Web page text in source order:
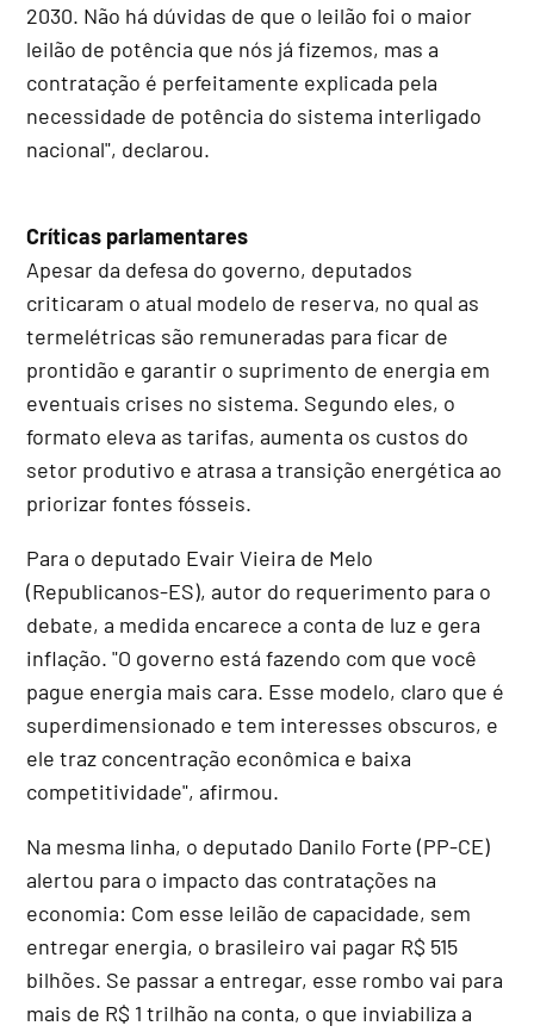
2030. Não há dúvidas de que o leilão foi o maior
leilão de potência que nós já fizemos, mas a
contratação é perfeitamente explicada pela
necessidade de potência do sistema interligado
nacional", declarou.
Críticas parlamentares
Apesar da defesa do governo, deputados
criticaram o atual modelo de reserva, no qual as
termelétricas são remuneradas para ficar de
prontidão e garantir o suprimento de energia em
eventuais crises no sistema. Segundo eles, o
formato eleva as tarifas, aumenta os custos do
setor produtivo e atrasa a transição energética ao
priorizar fontes fósseis.
Para o deputado Evair Vieira de Melo
(Republicanos-ES), autor do requerimento para o
debate, a medida encarece a conta de luz e gera
inflação. "O governo está fazendo com que você
pague energia mais cara. Esse modelo, claro que é
superdimensionado e tem interesses obscuros, e
ele traz concentração econômica e baixa
competitividade", afirmou.
Na mesma linha, o deputado Danilo Forte (PP-CE)
alertou para o impacto das contratações na
economia: Com esse leilão de capacidade, sem
entregar energia, o brasileiro vai pagar R$ 515
bilhões. Se passar a entregar, esse rombo vai para
mais de R$ 1 trilhão na conta, o que inviabiliza a